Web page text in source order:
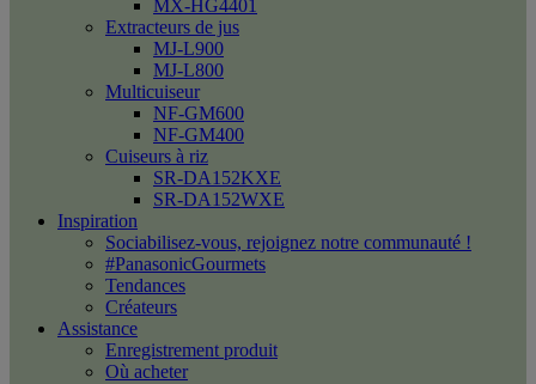
MX-HG4401
Extracteurs de jus
MJ-L900
MJ-L800
Multicuiseur
NF-GM600
NF-GM400
Cuiseurs à riz
SR-DA152KXE
SR-DA152WXE
Inspiration
Sociabilisez-vous, rejoignez notre communauté !
#PanasonicGourmets
Tendances
Créateurs
Assistance
Enregistrement produit
Où acheter